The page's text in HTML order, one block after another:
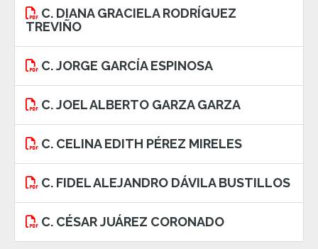
C. DIANA GRACIELA RODRÍGUEZ
TREVIÑO
C. JORGE GARCÍA ESPINOSA
C. JOEL ALBERTO GARZA GARZA
C. CELINA EDITH PÉREZ MIRELES
C. FIDEL ALEJANDRO DÁVILA BUSTILLOS
C. CÉSAR JUÁREZ CORONADO